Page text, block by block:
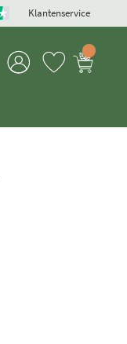
Klantenservice